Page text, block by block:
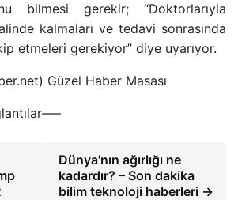
bilmesi gerekir; “Doktorlarıyla
kalmaları ve tedavi sonrasında
etmeleri gerekiyor” diye uyarıyor.
Güzel Haber Masası
Dünya'nın ağırlığı ne
kadardır? – Son dakika
bilim teknoloji haberleri →